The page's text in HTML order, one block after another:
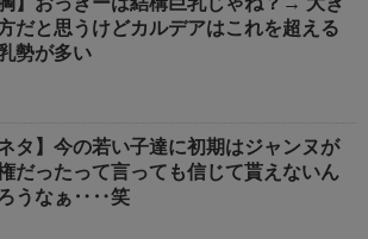
だと思うけどカルデアはこれを超える
勢が多い
ネタ】今の若い子達に初期はジャンヌが
だったって言っても信じて貰えないん
うなぁ‥‥笑